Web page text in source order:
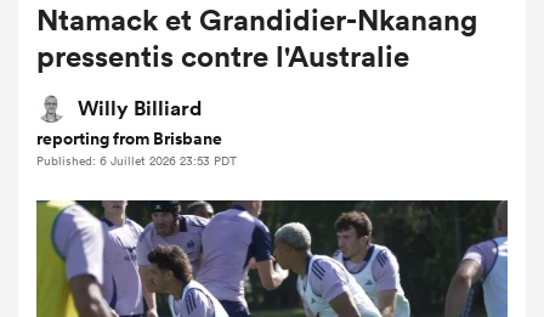
Ntamack et Grandidier-Nkanang
pressentis contre l'Australie
Willy Billiard
reporting from Brisbane
Published: 6 Juillet 2026 23:53 PDT